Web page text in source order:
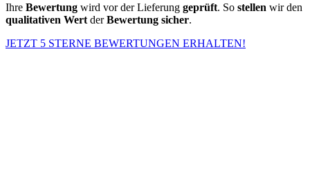
Ihre Bewertung wird vor der Lieferung geprüft. So stellen wir den
qualitativen Wert derBewertung sicher.
JETZT 5 STERNE BEWERTUNGEN ERHALTEN!